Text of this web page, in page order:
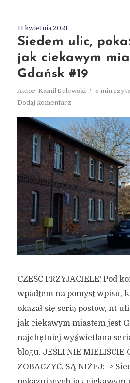
11 kwietnia 2021
Siedem ulic,
jak ciekawym
Gdańsk #19
Autor: Kamil Sulewski
5 min
Dodaj komentarz
CZEŚĆ PRZYJACIELE! Pod
wpadłem na pomysł wpisu,
okazał się serią postów, nt
jak ciekawym miastem jest
najchętniej wyświetlana
blogu. JEŚLI NIE MIELIŚCIE
ZOBACZYĆ, SĄ NIŻEJ: ->